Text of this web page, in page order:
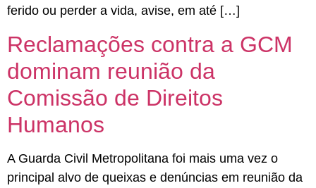
ferido ou perder a vida, avise, em até […]
Reclamações contra a GCM
dominam reunião da
Comissão de Direitos
Humanos
A Guarda Civil Metropolitana foi mais uma vez o
principal alvo de queixas e denúncias em reunião da